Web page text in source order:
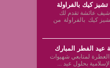
كيك بالفراولة
عائشة تقدم لك
كيك بالفراولة من
عيد الفطر المبارك
العطرة لمتابعي شهيوات
بحلول عيد ...